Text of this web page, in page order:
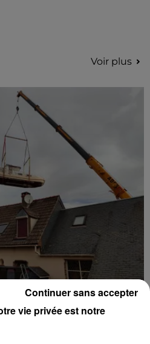
Voir plus
en Eure-et-Loir
Saint Loup ont pu
jeudi 06 août, en milieu
non pas sur l'eau mais
vie privée est notre
Continuer sans accepter